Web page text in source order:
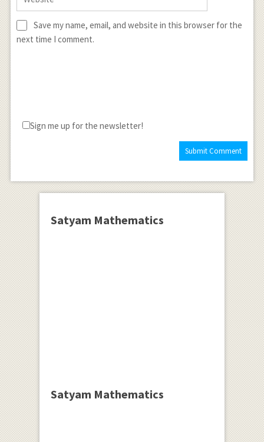
Save my name, email, and website in this browser for the
next time I comment.
Sign me up for the newsletter!
Satyam Mathematics
Satyam Mathematics